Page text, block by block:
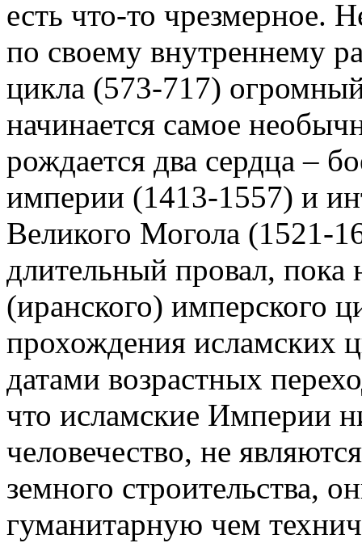
есть что-то чрезмерное.
по своему внутреннему
цикла (573-717)
начинается самое
рождается два сердца –
империи (1413-1557) и
Великого Могола (1521-
длительный провал, пока
(иранского) имперского
прохождения исламских
датами возрастных
что исламские Империи
человечество, не
земного строительства,
гуманитарную чем